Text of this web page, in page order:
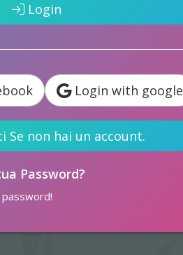
Login
Login with google
Se non hai un account.
Password?